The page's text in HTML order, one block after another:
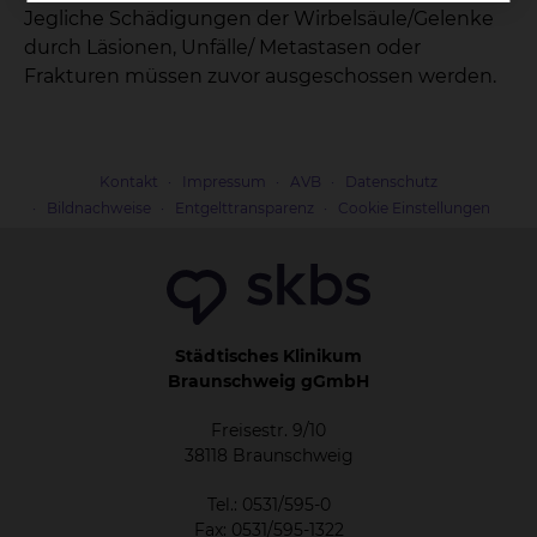
Jegliche Schädigungen der Wirbelsäule/Gelenke
durch Läsionen, Unfälle/ Metastasen oder
Frakturen müssen zuvor ausgeschossen werden.
Kontakt Impressum AVB
Datenschutz
Bildnachweise
Entgelttransparenz Cookie Einstellungen
Städtisches Klinikum
Braunschweig gGmbH
Freisestr. 9/10
38118 Braunschweig
Tel.: 0531/595-0
Fax: 0531/595-1322